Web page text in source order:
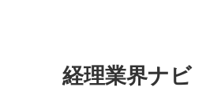
経理業界ナビ